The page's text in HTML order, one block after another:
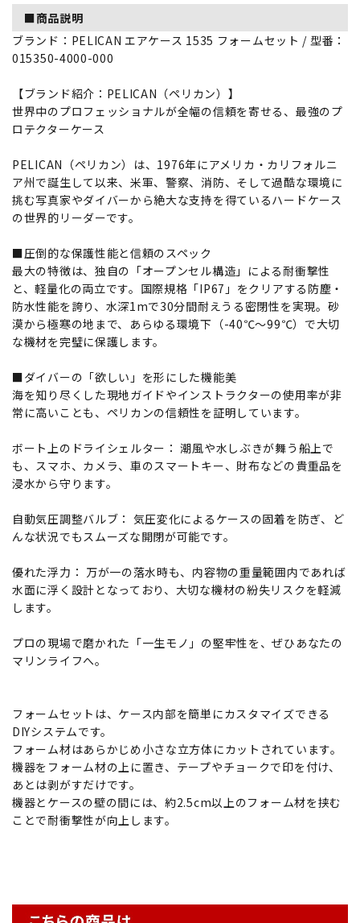
■商品説明
ブランド：PELICAN エアケース 1535 フォームセット / 型番：
015350-4000-000
【ブランド紹介：PELICAN（ペリカン）】
世界中のプロフェッショナルが全幅の信頼を寄せる、最強のプ
ロテクターケース
PELICAN（ペリカン）は、1976年にアメリカ・カリフォルニ
ア州で誕生して以来、米軍、警察、消防、そして過酷な環境に
挑む写真家やダイバーから絶大な支持を得ているハードケース
の世界的リーダーです。
■圧倒的な保護性能と信頼のスペック
最大の特徴は、独自の「オープンセル構造」による耐衝撃性
と、軽量化の両立です。国際規格「IP67」をクリアする防塵・
防水性能を誇り、水深1mで30分間耐えうる密閉性を実現。砂
漠から極寒の地まで、あらゆる環境下（-40℃～99℃）で大切
な機材を完璧に保護します。
■ダイバーの「欲しい」を形にした機能美
海を知り尽くした現地ガイドやインストラクターの使用率が非
常に高いことも、ペリカンの信頼性を証明しています。
ボート上のドライシェルター： 潮風や水しぶきが舞う船上で
も、スマホ、カメラ、車のスマートキー、財布などの貴重品を
浸水から守ります。
自動気圧調整バルブ： 気圧変化によるケースの固着を防ぎ、ど
んな状況でもスムーズな開閉が可能です。
優れた浮力： 万が一の落水時も、内容物の重量範囲内であれば
水面に浮く設計となっており、大切な機材の紛失リスクを軽減
します。
プロの現場で磨かれた「一生モノ」の堅牢性を、ぜひあなたの
マリンライフへ。
フォームセットは、ケース内部を簡単にカスタマイズできる
DIYシステムです。
フォーム材はあらかじめ小さな立方体にカットされています。
機器をフォーム材の上に置き、テープやチョークで印を付け、
あとは剥がすだけです。
機器とケースの壁の間には、約2.5cm以上のフォーム材を挟む
ことで耐衝撃性が向上します。